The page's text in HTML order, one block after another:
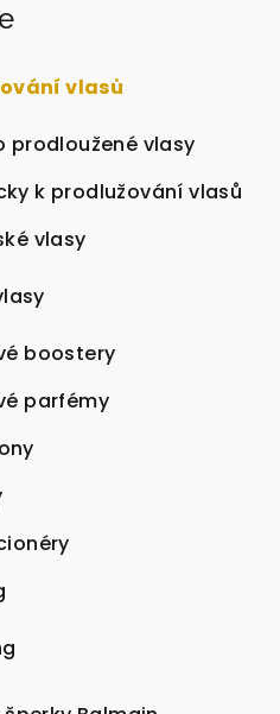
vlasů
prodloužené vlasy
k prodlužování vlasů
vlasy
boostery
parfémy